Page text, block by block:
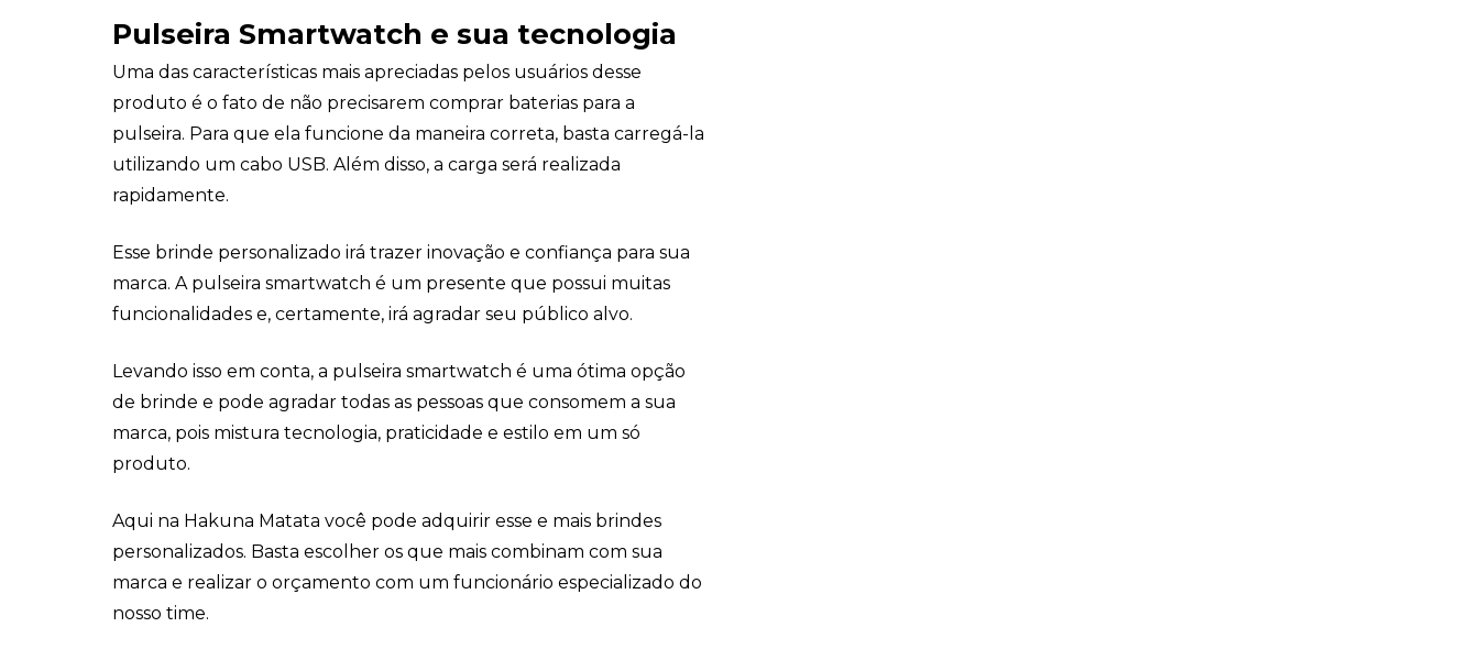
Pulseira Smartwatch e sua tecnologia
Uma das características mais apreciadas pelos usuários desse
produto é o fato de não precisarem comprar baterias para a
pulseira. Para que ela funcione da maneira correta, basta carregá-la
utilizando um cabo USB. Além disso, a carga será realizada
rapidamente.
Esse brinde personalizado irá trazer inovação e confiança para sua
marca. A pulseira smartwatch é um presente que possui muitas
funcionalidades e, certamente, irá agradar seu público alvo.
Levando isso em conta, a pulseira smartwatch é uma ótima opção
de brinde e pode agradar todas as pessoas que consomem a sua
marca, pois mistura tecnologia, praticidade e estilo em um só
produto.
Aqui na Hakuna Matata você pode adquirir esse e mais brindes
personalizados. Basta escolher os que mais combinam com sua
marca e realizar o orçamento com um funcionário especializado do
nosso time.